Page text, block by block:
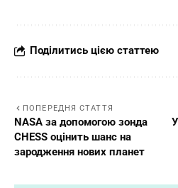
Поділитись цією статтею
ПОПЕРЕДНЯ СТАТТЯ
NASA за допомогою зонда
CHESS оцінить шанс на
зародження нових планет